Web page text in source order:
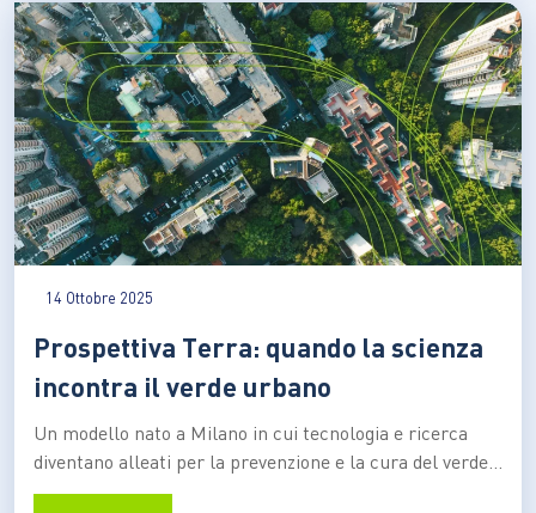
percepite come strumenti di equilibrio ecologico,
rifugio…
14 Ottobre 2025
Prospettiva Terra: quando la scienza
incontra il verde urbano
Un modello nato a Milano in cui tecnologia e ricerca
diventano alleati per la prevenzione e la cura del verde
delle nostre città Tra i palazzi e le strade del centro di